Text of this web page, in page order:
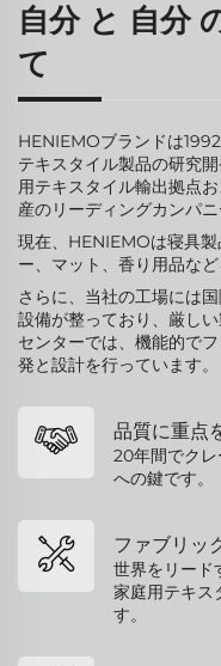
自分 と 自分
て
HENIEMOブランドは
テキスタイル製品の研究
用テキスタイル輸出拠点
産のリーディングカンパニ
現在、HENIEMOは寝具
ー、マット、香り用品など
さらに、当社の工場には
設備が整っており、厳し
センターでは、機能的で
発と設計を行っています。
品質に重点
20年間でク
への鍵です。
ファブリッ
世界をリード
家庭用テキス
す。